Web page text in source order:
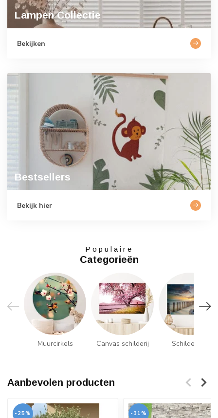
Lampen Collectie
Bekijken
Bestsellers
Bekijk hier
Populaire
Categorieën
Muurcirkels Canvas schilderij Schilderijen
Aanbevolen producten
-25% -31%